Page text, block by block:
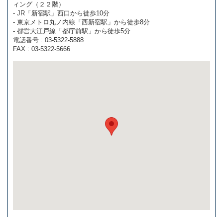
ィング（２２階）
- JR「新宿駅」西口から徒歩10分
- 東京メトロ丸ノ内線「西新宿駅」から徒歩8分
- 都営大江戸線「都庁前駅」から徒歩5分
電話番号 : 03-5322-5888
FAX : 03-5322-5666